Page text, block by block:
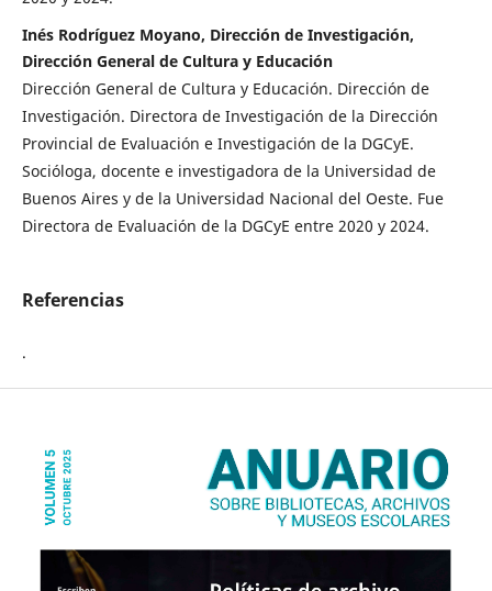
Inés Rodríguez Moyano, Dirección de Investigación,
Dirección General de Cultura y Educación
Dirección General de Cultura y Educación. Dirección de
Investigación. Directora de Investigación de la Dirección
Provincial de Evaluación e Investigación de la DGCyE.
Socióloga, docente e investigadora de la Universidad de
Buenos Aires y de la Universidad Nacional del Oeste. Fue
Directora de Evaluación de la DGCyE entre 2020 y 2024.
Referencias
.